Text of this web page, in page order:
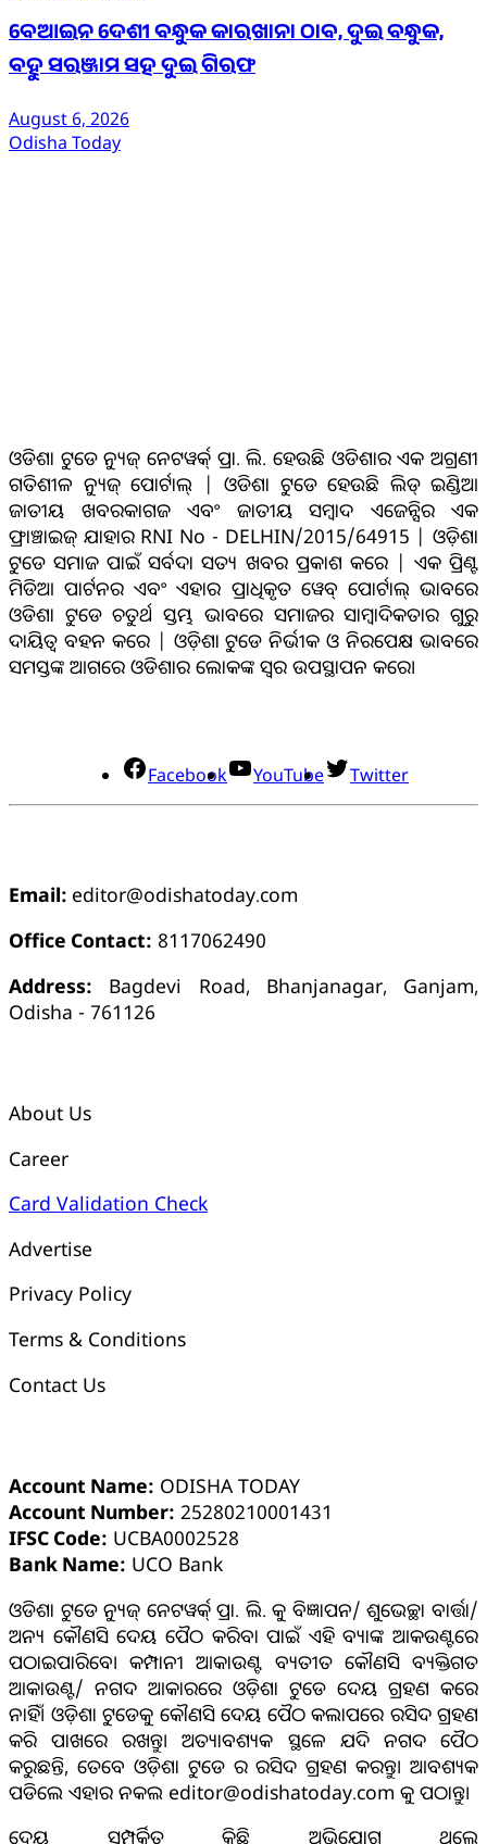
ବେଆଇନ ଦେଶୀ ବନ୍ଧୁକ କାରଖାନା ଠାବ, ଦୁଇ ବନ୍ଧୁକ,
ବହୁ ସରଞ୍ଜାମ ସହ ଦୁଇ ଗିରଫ
August 6, 2026
Odisha Today
ଓଡିଶା ଟୁଡେ ନ୍ୟୁଜ୍ ନେଟୱର୍କ୍ ପ୍ରା. ଲି. ହେଉଛି ଓଡିଶାର ଏକ ଅଗ୍ରଣୀ
ଗତିଶୀଳ ନ୍ୟୁଜ୍ ପୋର୍ଟାଲ୍ | ଓଡିଶା ଟୁଡେ ହେଉଛି ଲିଡ୍ ଇଣ୍ଡିଆ
ଜାତୀୟ ଖବରକାଗଜ ଏବଂ ଜାତୀୟ ସମ୍ବାଦ ଏଜେନ୍ସିର ଏକ
ଫ୍ରାଞ୍ଚାଇଜ୍ ଯାହାର RNI No - DELHIN/2015/64915 | ଓଡ଼ିଶା
ଟୁଡେ ସମାଜ ପାଇଁ ସର୍ବଦା ସତ୍ୟ ଖବର ପ୍ରକାଶ କରେ | ଏକ ପ୍ରିଣ୍ଟ
ମିଡିଆ ପାର୍ଟନର ଏବଂ ଏହାର ପ୍ରାଧିକୃତ ୱେବ୍ ପୋର୍ଟାଲ୍ ଭାବରେ
ଓଡିଶା ଟୁଡେ ଚତୁର୍ଥ ସ୍ତମ୍ଭ ଭାବରେ ସମାଜର ସାମ୍ବାଦିକତାର ଗୁରୁ
ଦାୟିତ୍ବ ବହନ କରେ | ଓଡ଼ିଶା ଟୁଡେ ନିର୍ଭୀକ ଓ ନିରପେକ୍ଷ ଭାବରେ
ସମସ୍ତଙ୍କ ଆଗରେ ଓଡିଶାର ଲୋକଙ୍କ ସ୍ୱର ଉପସ୍ଥାପନ କରେ।
Facebook YouTube Twitter
Email: editor@odishatoday.com
Office Contact: 8117062490
Address: Bagdevi Road, Bhanjanagar, Ganjam,
Odisha - 761126
About Us
Career
Card Validation Check
Advertise
Privacy Policy
Terms & Conditions
Contact Us
Account Name: ODISHA TODAY
Account Number: 25280210001431
IFSC Code: UCBA0002528
Bank Name: UCO Bank
ଓଡିଶା ଟୁଡେ ନ୍ୟୁଜ୍ ନେଟୱର୍କ୍ ପ୍ରା. ଲି. କୁ ବିଜ୍ଞାପନ/ ଶୁଭେଚ୍ଛା ବାର୍ତ୍ତା/
ଅନ୍ୟ କୌଣସି ଦେୟ ପୈଠ କରିବା ପାଇଁ ଏହି ବ୍ୟାଙ୍କ ଆକଉଣ୍ଟରେ
ପଠାଇପାରିବେ। କମ୍ପାନୀ ଆକାଉଣ୍ଟ ବ୍ୟତୀତ କୌଣସି ବ୍ୟକ୍ତିଗତ
ଆକାଉଣ୍ଟ/ ନଗଦ ଆକାରରେ ଓଡ଼ିଶା ଟୁଡେ ଦେୟ ଗ୍ରହଣ କରେ
ନାହିଁ। ଓଡ଼ିଶା ଟୁଡେକୁ କୌଣସି ଦେୟ ପୈଠ କଲାପରେ ରସିଦ ଗ୍ରହଣ
କରି ପାଖରେ ରଖନ୍ତୁ। ଅତ୍ୟାବଶ୍ୟକ ସ୍ଥଳେ ଯଦି ନଗଦ ପୈଠ
କରୁଛନ୍ତି, ତେବେ ଓଡ଼ିଶା ଟୁଡେ ର ରସିଦ ଗ୍ରହଣ କରନ୍ତୁ। ଆବଶ୍ୟକ
ପଡିଲେ ଏହାର ନକଲ editor@odishatoday.com କୁ ପଠାନ୍ତୁ।
ଦେୟ ସମ୍ପର୍କିତ କିଛି ଅଭିଯୋଗ ଥିଲେ